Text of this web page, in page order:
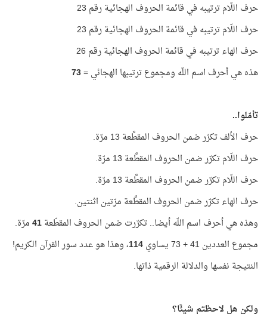
حرف اللّام ترتيبه في قائمة الحروف الهجائية رقم 23
حرف اللّام ترتيبه في قائمة الحروف الهجائية رقم 23
حرف الهاء ترتيبه في قائمة الحروف الهجائية رقم 26
هذه هي أحرف اسم اللّه ومجموع ترتيبها الهجائي =73
تأمّلوا..
حرف الألف تكرّر ضمن الحروف المقطَّعة 13 مرّة.
حرف اللّام تكرّر ضمن الحروف المقطَّعة 13 مرّة.
حرف اللّام تكرّر ضمن الحروف المقطَّعة 13 مرّة.
حرف الهاء تكرّر ضمن الحروف المقطَّعة مرّتين اثنتين.
وهذه هي أحرف اسم اللّه أيضا.. تكرّرت ضمن الحروف المقطّعة41مرّة.
مجموع العددين 41 + 73 يساوي
114، وهذا هو عدد سور القرآن الكريم!
النتيجة نفسها والدلالة الرقمية ذاتها.
ولكن هل لاحظتم شيئًا؟